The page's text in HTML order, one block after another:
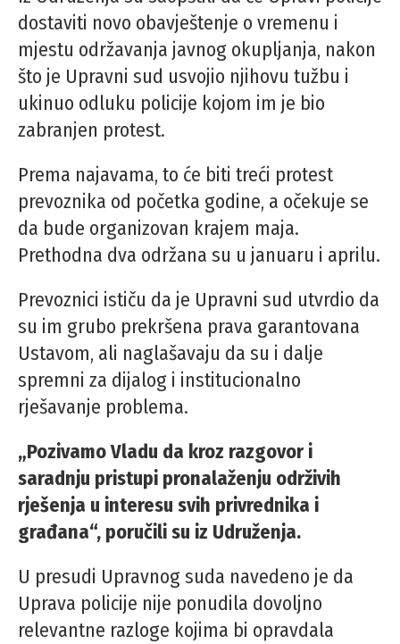
dostaviti novo obavještenje o vremenu i
mjestu održavanja javnog okupljanja, nakon
što je Upravni sud usvojio njihovu tužbu i
ukinuo odluku policije kojom im je bio
zabranjen protest.
Prema najavama, to će biti treći protest
prevoznika od početka godine, a očekuje se
da bude organizovan krajem maja.
Prethodna dva održana su u januaru i aprilu.
Prevoznici ističu da je Upravni sud utvrdio da
su im grubo prekršena prava garantovana
Ustavom, ali naglašavaju da su i dalje
spremni za dijalog i institucionalno
rješavanje problema.
„Pozivamo Vladu da kroz razgovor i
saradnju pristupi pronalaženju održivih
rješenja u interesu svih privrednika i
građana“, poručili su iz Udruženja.
U presudi Upravnog suda navedeno je da
Uprava policije nije ponudila dovoljno
relevantne razloge kojima bi opravdala